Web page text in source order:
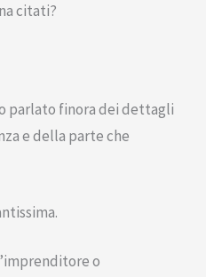
citati?
parlato finora dei dettagli
e della parte che
o